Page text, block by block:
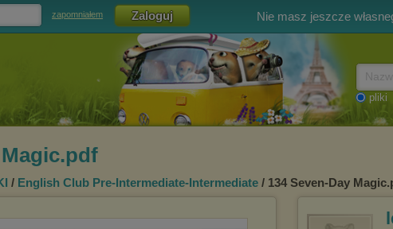
zapomniałem Nie masz jeszcze
pliki
/ English Club Pre-Intermediate-Intermediate / 134 Seven-Day